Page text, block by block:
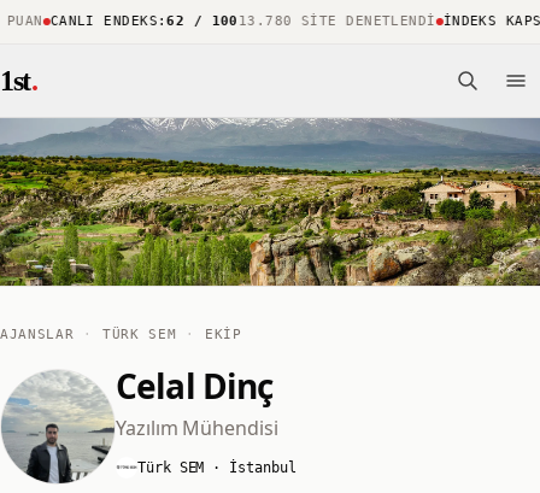
CANLI ENDEKS: 62 / 10013.780 SITE DENETLENDI İNDEKS
1st.
AJANSLAR · TÜRK SEM · EKIP
Celal Dinç
Yazılım Mühendisi
Türk SEM · İstanbul